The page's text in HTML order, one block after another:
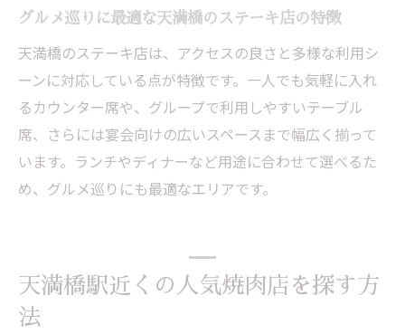
グルメ巡りに最適な天満橋のステーキ店の特徴
天満橋のステーキ店は、アクセスの良さと多様な利用シ
ーンに対応している点が特徴です。一人でも気軽に入れ
るカウンター席や、グループで利用しやすいテーブル
席、さらには宴会向けの広いスペースまで幅広く揃って
います。ランチやディナーなど用途に合わせて選べるた
め、グルメ巡りにも最適なエリアです。
天満橋駅近くの人気焼肉店を探す方
法